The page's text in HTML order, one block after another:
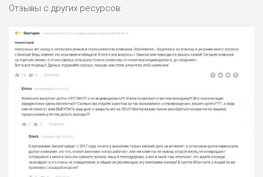
НАЗВАНИЕ ОБЗОР
ВСЕМ
РИСКИ: НИЗКИЕ
ДОХОД: ВЫСОКИЙ
БЮДЖЕТ: ВЫСОКИЙ
Отзывы с других ресурсов: